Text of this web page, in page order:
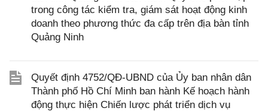
trong công tác kiểm tra, giám sát hoạt động kinh
doanh theo phương thức đa cấp trên địa bàn tỉnh
Quảng Ninh
Quyết định 4752/QĐ-UBND của Ủy ban nhân dân
Thành phố Hồ Chí Minh ban hành Kế hoạch hành
động thực hiện Chiến lược phát triển dịch vụ